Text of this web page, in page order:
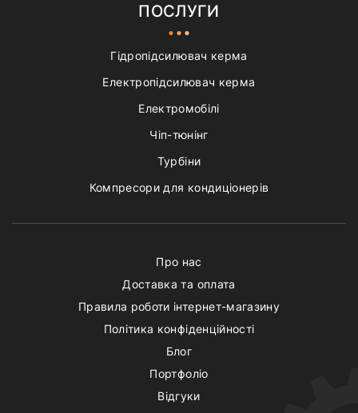
ПОСЛУГИ
Гідропідсилювач керма
Електропідсилювач керма
Електромобілі
Чіп-тюнінг
Турбіни
Компресори для кондиціонерів
Про нас
Доставка та оплата
Правила роботи інтернет-магазину
Політика конфіденційності
Блог
Портфоліо
Відгуки